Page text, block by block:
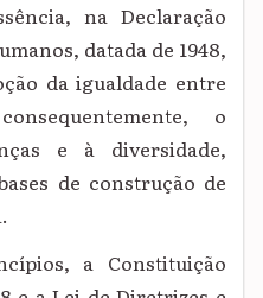
na Declaração
datada de 1948,
da igualdade entre
o
e à diversidade,
de construção de
a Constituição